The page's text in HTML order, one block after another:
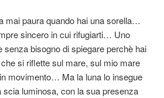
mai paura quando hai una sorella…
sincero in cui rifugiarti… Uno
senza bisogno di spiegare perchè hai
si riflette sul mare, sul mio mare
movimento… Ma la luna lo insegue
luminosa, con la sua presenza